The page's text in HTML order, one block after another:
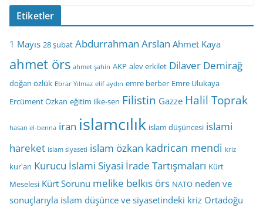
Etiketler
1 Mayıs 28 şubat Abdurrahman Arslan Ahmet Kaya
ahmet örs ahmet şahin AKP alev erkilet Dilaver Demirağ
doğan özlük Ebrar Yılmaz elif aydın emre berber Emre Ulukaya
Ercüment Özkan eğitim ilke-sen Filistin Gazze Halil Toprak
hasan el-benna iran islamcılık islam düşüncesi islami
hareket islam siyaseti islam özkan kadrican mendi kriz
kur'an Kurucu İslami Siyasi İrade Tartışmaları Kürt
Meselesi Kürt Sorunu melike belkıs örs NATO neden ve
sonuçlarıyla islam düşünce ve siyasetindeki kriz Ortadoğu